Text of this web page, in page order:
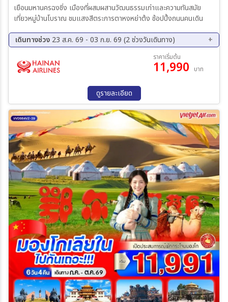
เฉพาะเทศกาล
ค้นหา
เยือนมหานครฉงชิ่ง เมืองที่ผสมผสานวัฒนธรรมเก่าและความทันสมัย
เที่ยวหมู่บ้านโบราณ ชมแสงสีตระการตาหงหย่าต้ง ช้อปปิ้งถนนคนเดิน
เดินทางช่วง 23 ส.ค. 69 - 03 ก.ย. 69 (2 ช่วงวันเดินทาง)
31 ส.ค. 69 - 03 ก.ย. 69
ราคาเริ่มต้น
11,990 บาท
ดูรายละเอียด